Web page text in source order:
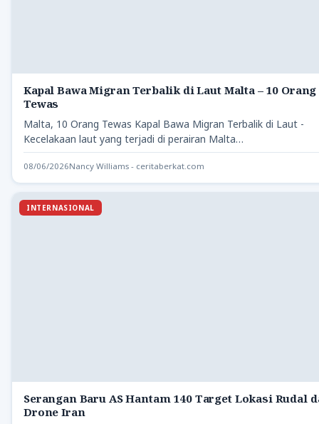
Kapal Bawa Migran Terbalik di Laut Malta – 10 Orang
Tewas
Malta, 10 Orang Tewas Kapal Bawa Migran Terbalik di Laut -
Kecelakaan laut yang terjadi di perairan Malta…
08/06/2026Nancy Williams - ceritaberkat.com
INTERNASIONAL
Serangan Baru AS Hantam 140 Target Lokasi Rudal
Drone Iran